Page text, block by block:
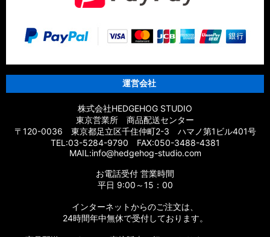
運営会社
株式会社HEDGEHOG STUDIO
東京営業所 商品配送センター
〒120-0036 東京都足立区千住仲町2-3 ハマノ第1ビル401号
TEL:03-5284-9790 FAX:050-3488-4381
MAIL:info@hedgehog-studio.com
お電話受付 営業時間
平日 9:00～15：00
インターネットからのご注文は、
24時間年中無休で受付しております。